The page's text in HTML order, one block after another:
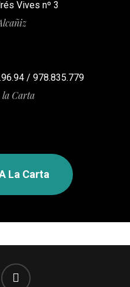
Vives nº 3
/ 978.835.779
la Carta
La Carta
instagram